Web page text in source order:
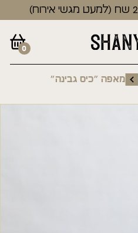
0
מאפה ״כיס גבינה״